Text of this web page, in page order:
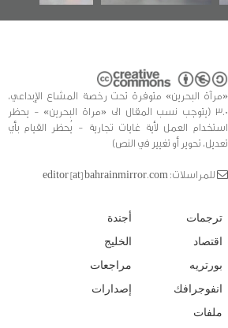
«مرآة البحرين» متوفرة تحت رخصة المشاع الإبداعي،
3.0 (يتوجب نسب المقال الى «مراة البحرين» - يحظر
استخدام العمل لأية غايات تجارية - يُحظر القيام بأي
تعديل، تحوير أو تغيير في النص)
للمراسلات: editor [at] bahrainmirror.com
ترجمات
اقتصاد
بورتريه
انفوجرافك
ملفات
أجندة
الخليج
مراجعات
إصدارات